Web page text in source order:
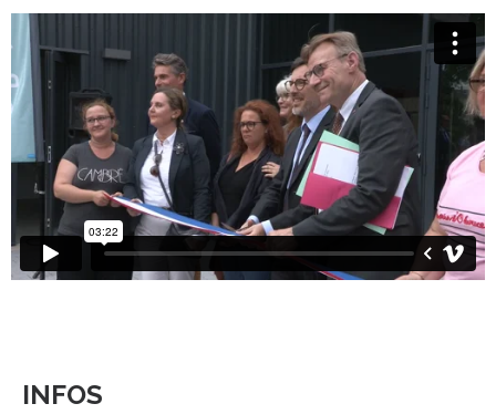
INFOS